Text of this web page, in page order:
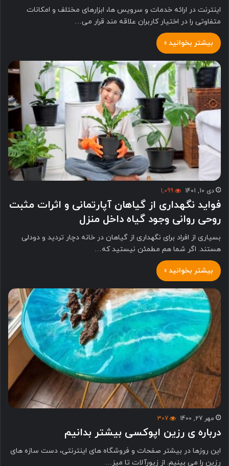
اینترنت در ارائه خدمات و سرویس ها، ابزارهای مختلف و امکانات
متفاوتی را در اختیار کاربران علاقه مند قرار می…
بیشتر بخوانید »
دی 10, 1401 1,099
فواید نگهداری از گیاهان آپارتمانی و اثرات مثبت
روحی روانی وجود گیاه داخل منزل
بسیاری از افراد برای نگهداری از گیاهان در خانه دچار تردید و دودلی
هستند. اگر شما هم مطمئن نیستید که…
بیشتر بخوانید »
مهر 27, 1400 307
درباره ی رزین اپوکسی بیشتر بدانیم
این روزها در بیشتر صفحات و فروشگاه های اینترنتی، دست سازه های
رزین را می بینیم. از زیورآلات تا میز…